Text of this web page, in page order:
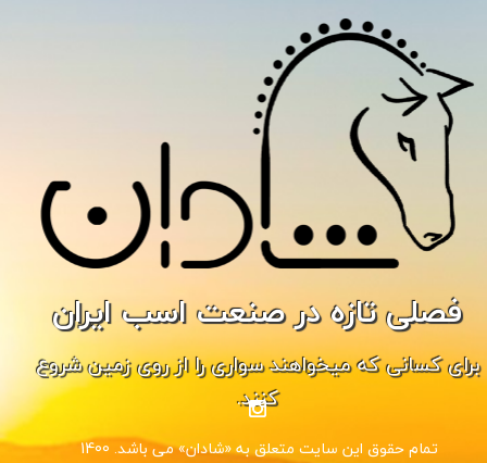
فصلی تازه در صنعت اسب ایران
برای کسانی که میخواهند سواری را از روی زمین شروع
کنند.
1400 .تمام حقوق این سایت متعلق به «شادان» می باشد